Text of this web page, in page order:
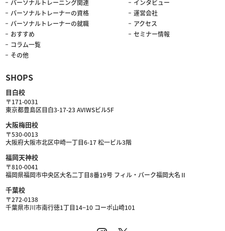
パーソナルトレーニング関連
パーソナルトレーナーの資格
パーソナルトレーナーの就職
おすすめ
コラム一覧
その他
インタビュー
運営会社
アクセス
セミナー情報
SHOPS
目白校
〒171-0031
東京都豊島区目白3-17-23 AVIWSビル5F
大阪梅田校
〒530-0013
大阪府大阪市北区中崎一丁目6-17 松一ビル3階
福岡天神校
〒810-0041
福岡県福岡市中央区大名二丁目8番19号 フィル・パーク福岡大名Ⅱ
千葉校
〒272-0138
千葉県市川市南行徳1丁目14−10 コーポ山崎101